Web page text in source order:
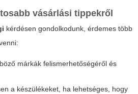
vásárlási tippekről
kérdésen gondolkodunk, érdemes több
márkák felismerhetőségéről és
a készülékeket, ha lehetséges, hogy